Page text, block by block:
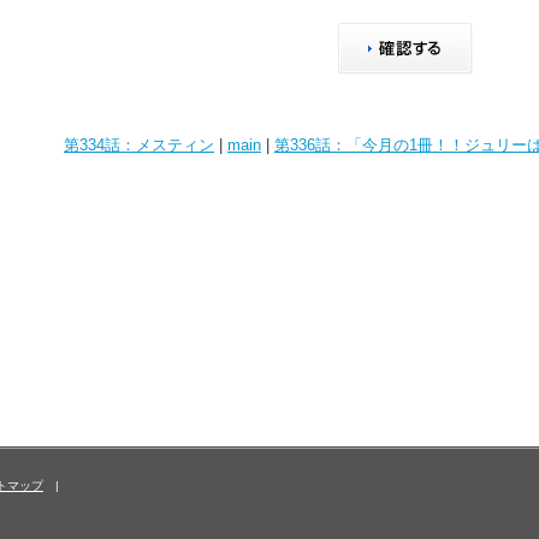
第334話：メスティン main 第336話：「今月の1冊！！ジュリー
マップ|